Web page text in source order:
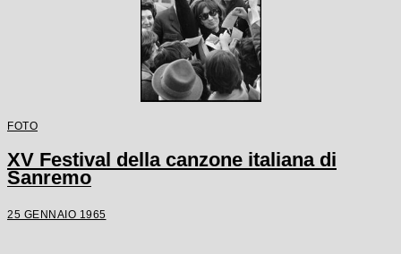
FOTO
XV Festival della canzone italiana di
Sanremo
25 GENNAIO 1965